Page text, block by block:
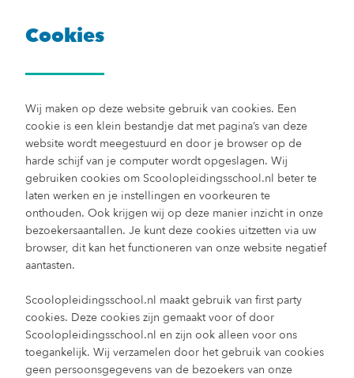
Cookies
Wij maken op deze website gebruik van cookies. Een
cookie is een klein bestandje dat met pagina’s van deze
website wordt meegestuurd en door je browser op de
harde schijf van je computer wordt opgeslagen. Wij
gebruiken cookies om Scoolopleidingsschool.nl beter te
laten werken en je instellingen en voorkeuren te
onthouden. Ook krijgen wij op deze manier inzicht in onze
bezoekersaantallen. Je kunt deze cookies uitzetten via uw
browser, dit kan het functioneren van onze website negatief
aantasten.
Scoolopleidingsschool.nl maakt gebruik van first party
cookies. Deze cookies zijn gemaakt voor of door
Scoolopleidingsschool.nl en zijn ook alleen voor ons
toegankelijk. Wij verzamelen door het gebruik van cookies
geen persoonsgegevens van de bezoekers van onze